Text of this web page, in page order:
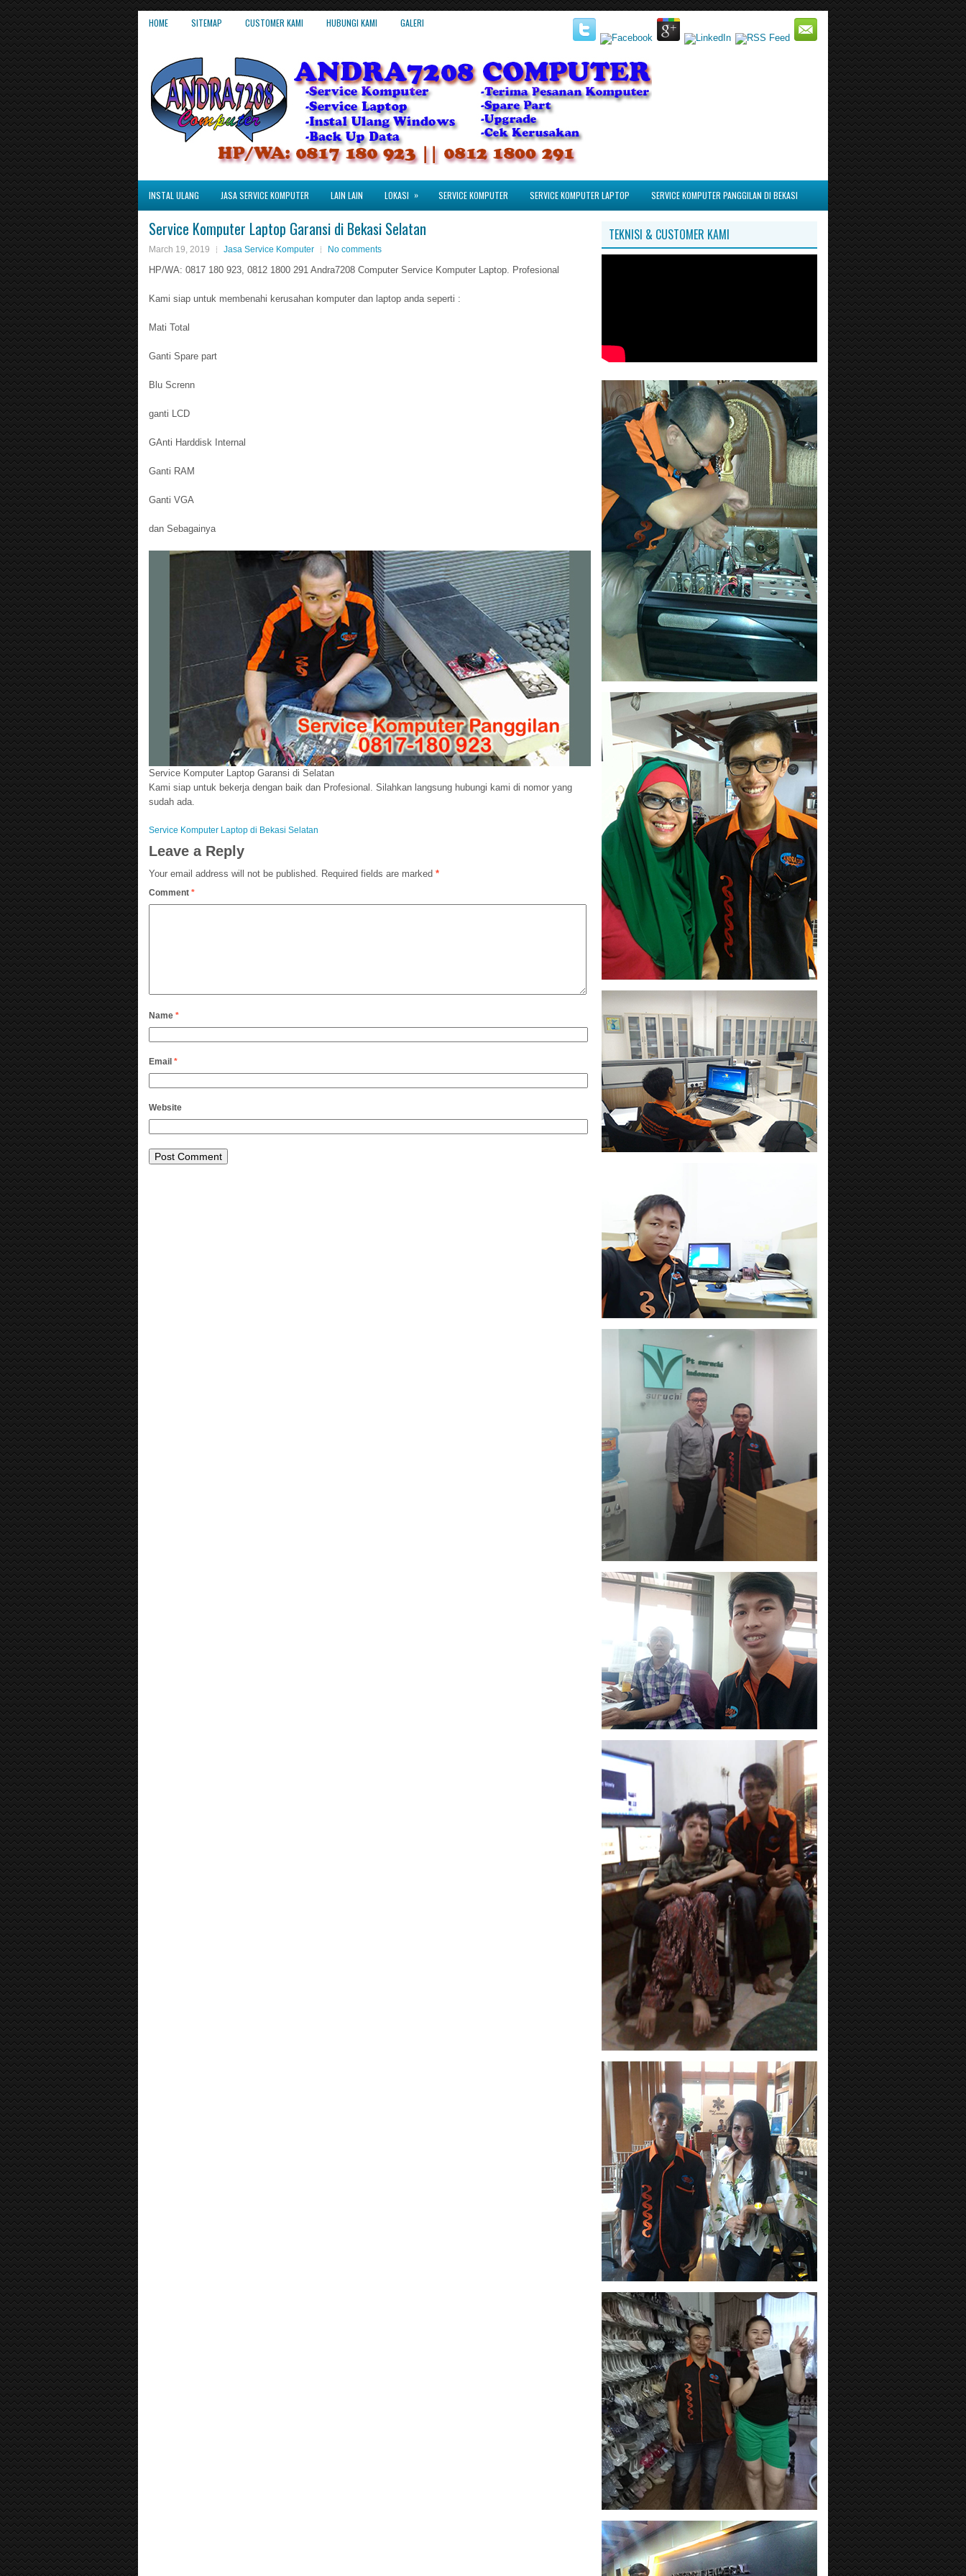
HOME SITEMAP CUSTOMER KAMI HUBUNGI KAMI GALERI
INSTAL ULANG JASA SERVICE KOMPUTER LAIN LAIN LOKASI » SERVICE KOMPUTER SERVICE KOMPUTER LAPTOP SERVICE KOMPUTER PANGGILAN DI BEKASI
Service Komputer Laptop Garansi di Bekasi Selatan
March 19, 2019 Jasa Service Komputer No comments
HP/WA: 0817 180 923, 0812 1800 291 Andra7208 Computer Service Komputer Laptop. Profesional
Kami siap untuk membenahi kerusahan komputer dan laptop anda seperti :
Mati Total
Ganti Spare part
Blu Screnn
ganti LCD
GAnti Harddisk Internal
Ganti RAM
Ganti VGA
dan Sebagainya
Service Komputer Laptop Garansi di Selatan
Kami siap untuk bekerja dengan baik dan Profesional. Silahkan langsung hubungi kami di nomor yang
sudah ada.
Service Komputer Laptop di Bekasi Selatan
Leave a Reply
Your email address will not be published. Required fields are marked *
Comment *
Name *
Email *
Website
TEKNISI & CUSTOMER KAMI